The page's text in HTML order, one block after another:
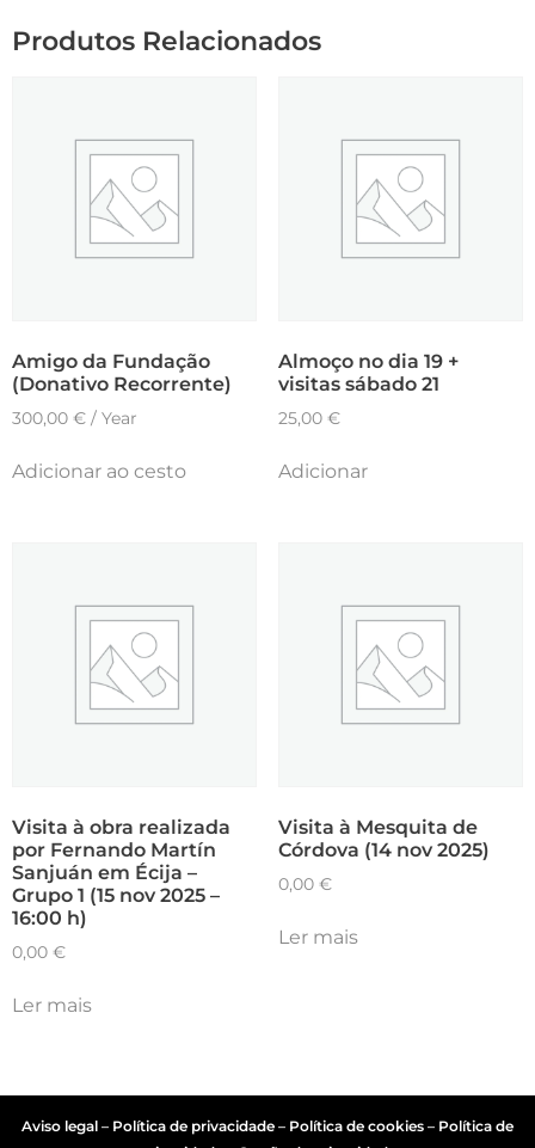
Produtos Relacionados
Amigo da Fundação
(Donativo Recorrente)
300,00 € / Year
Adicionar ao cesto
Almoço no dia 19 +
visitas sábado 21
25,00 €
Adicionar
Visita à obra realizada
por Fernando Martín
Sanjuán em Écija –
Grupo 1 (15 nov 2025 –
16:00 h)
0,00 €
Ler mais
Visita à Mesquita de
Córdova (14 nov 2025)
0,00 €
Ler mais
Aviso legal – Política de privacidade – Política de cookies – Política de